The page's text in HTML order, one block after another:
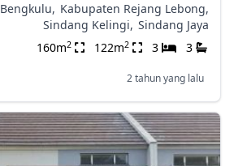
Bengkulu, Kabupaten Rejang Lebong,
Sindang Kelingi, Sindang Jaya
160m2 122m2 3 3
2 tahun yang lalu